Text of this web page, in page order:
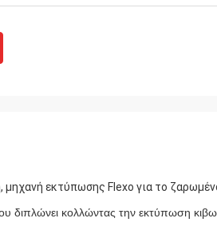
εκτύπωσης Flexo για το
κολλώντας την εκτύπωση